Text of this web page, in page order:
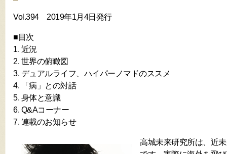
Vol.394 2019年1月4日発行
■目次
1. 近況
2. 世界の俯瞰図
3. デュアルライフ、ハイパーノマドのススメ
4. 「病」との対話
5. 身体と意識
6. Q&Aコーナー
7. 連載のお知らせ
高城未来研究所は、近